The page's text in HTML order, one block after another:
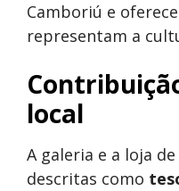
Camboriú e
representam a
local
A galeria e a loja
descritas como